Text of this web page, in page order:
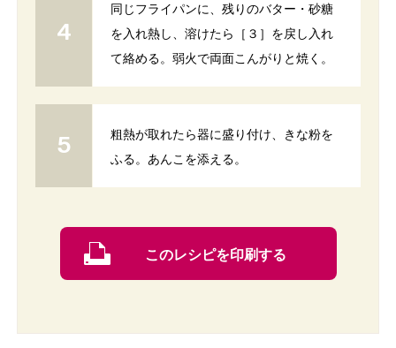
同じフライパンに、残りのバター・砂糖
を入れ熱し、溶けたら［３］を戻し入れ
て絡める。弱火で両面こんがりと焼く。
粗熱が取れたら器に盛り付け、きな粉を
ふる。あんこを添える。
このレシピを印刷する